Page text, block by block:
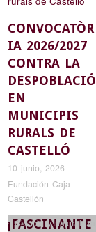
CONVOCATÒR
IA 2026/2027
CONTRA LA
DESPOBLACIÓ
EN
MUNICIPIS
RURALS DE
CASTELLÓ
10 junio, 2026
Fundación Caja
Castellón
¡FASCINANTE
Ciencia y naturaleza